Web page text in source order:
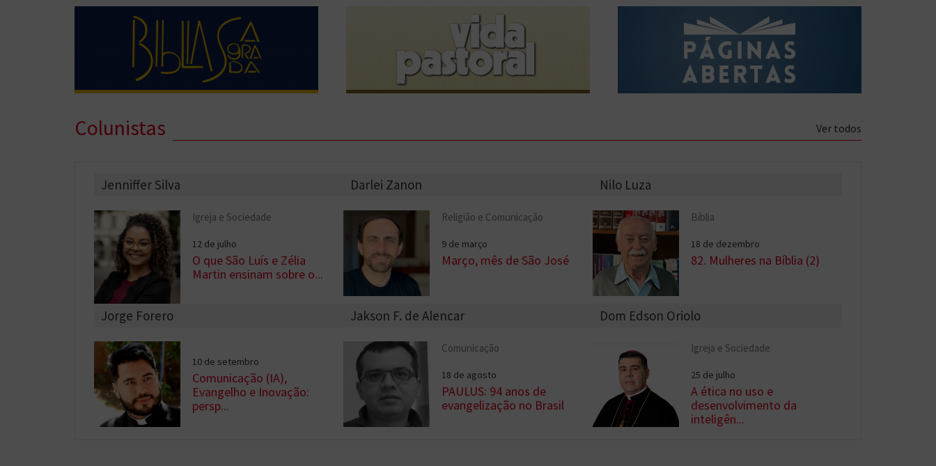
Colunistas Ver todos
Jenniffer Silva
Igreja e Sociedade
12 de julho
O que São Luís e Zélia
Martin ensinam sobre o...
Darlei Zanon
Religião e Comunicação
9 de março
Março, mês de São José
Nilo Luza
Bíblia
18 de dezembro
82. Mulheres na Bíblia (2)
Jorge Forero
10 de setembro
Comunicação (IA),
Evangelho e Inovação:
persp...
Jakson F. de Alencar
Comunicação
18 de agosto
PAULUS: 94 anos de
evangelização no Brasil
Dom Edson Oriolo
Igreja e Sociedade
25 de julho
A ética no uso e
desenvolvimento da
inteligên...